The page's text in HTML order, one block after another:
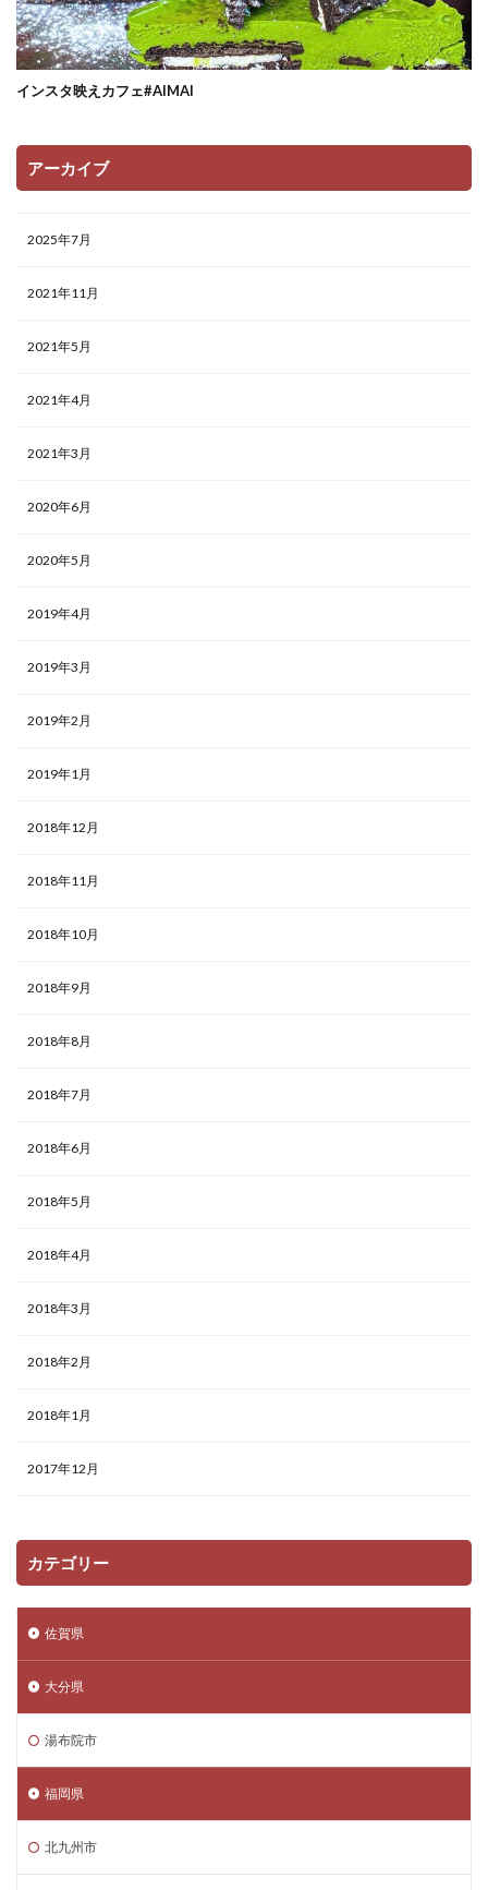
インスタ映えカフェ#AIMAI
アーカイブ
2025年7月
2021年11月
2021年5月
2021年4月
2021年3月
2020年6月
2020年5月
2019年4月
2019年3月
2019年2月
2019年1月
2018年12月
2018年11月
2018年10月
2018年9月
2018年8月
2018年7月
2018年6月
2018年5月
2018年4月
2018年3月
2018年2月
2018年1月
2017年12月
カテゴリー
佐賀県
大分県
湯布院市
福岡県
北九州市